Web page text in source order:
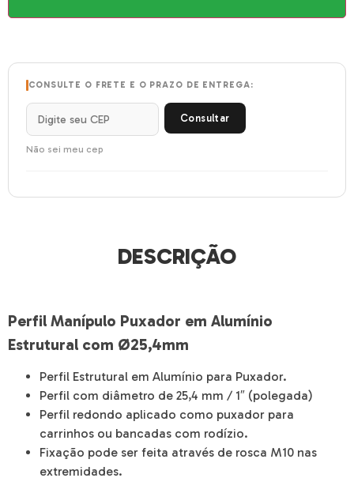
CONSULTE O FRETE E O PRAZO DE ENTREGA:
Consultar
Não sei meu cep
DESCRIÇÃO
Perfil Manípulo Puxador em Alumínio
Estrutural com Ø25,4mm
Perfil Estrutural em Alumínio para Puxador.
Perfil com diâmetro de 25,4 mm / 1″ (polegada)
Perfil redondo aplicado como puxador para
carrinhos ou bancadas com rodízio.
Fixação pode ser feita através de rosca M10 nas
extremidades.